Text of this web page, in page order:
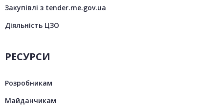
Закупівлі з tender.me.gov.ua
Діяльність ЦЗО
РЕСУРСИ
Розробникам
Майданчикам